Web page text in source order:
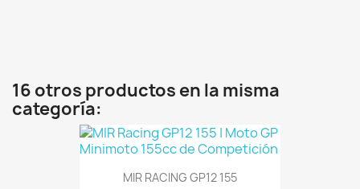
16 otros productos en la misma
categoría:
MIR RACING GP12 155